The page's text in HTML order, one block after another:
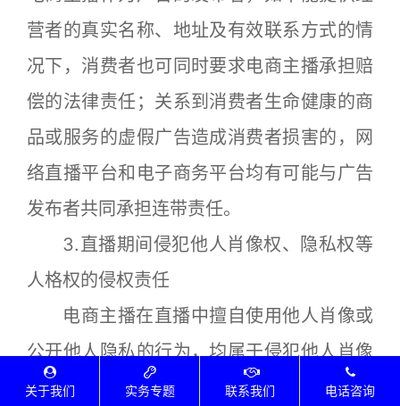
营者的真实名称、地址及有效联系方式的情
况下，消费者也可同时要求电商主播承担赔
偿的法律责任；关系到消费者生命健康的商
品或服务的虚假广告造成消费者损害的，网
络直播平台和电子商务平台均有可能与广告
发布者共同承担连带责任。
3.直播期间侵犯他人肖像权、隐私权等
人格权的侵权责任
电商主播在直播中擅自使用他人肖像或
公开他人隐私的行为，均属于侵犯他人肖像
权和隐私权。通过直播平台线上销售产品或
关于我们 实务专题 联系我们 电话咨询